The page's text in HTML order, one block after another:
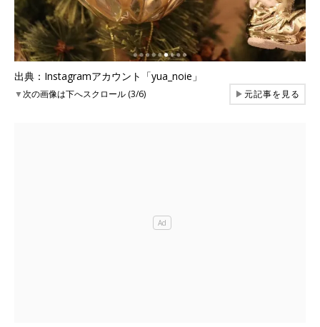
出典：Instagramアカウント「yua_noie」
▼次の画像は下へスクロール (3/6) ▶元記事を見る